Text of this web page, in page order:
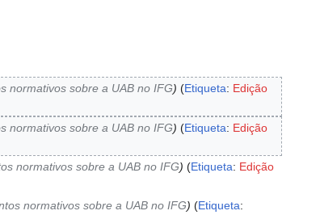
normativos sobre a UAB no IFG Etiqueta: Edição
normativos sobre a UAB no IFG Etiqueta: Edição
normativos sobre a UAB no IFG Etiqueta: Edição
normativos sobre a UAB no IFG Etiqueta: